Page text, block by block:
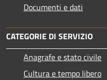
Documenti e dati
CATEGORIE DI SERVIZIO
Anagrafe e stato civile
Cultura e tempo libero